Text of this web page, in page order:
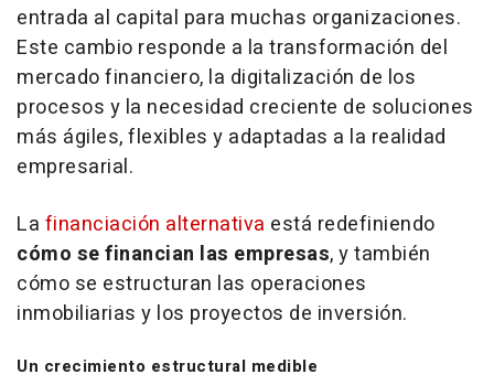
entrada al capital para muchas organizaciones.
Este cambio responde a la transformación del
mercado financiero, la digitalización de los
procesos y la necesidad creciente de soluciones
más ágiles, flexibles y adaptadas a la realidad
empresarial.
La financiación alternativa está redefiniendo
cómo se financian las empresas, y también
cómo se estructuran las operaciones
inmobiliarias y los proyectos de inversión.
Un crecimiento estructural medible